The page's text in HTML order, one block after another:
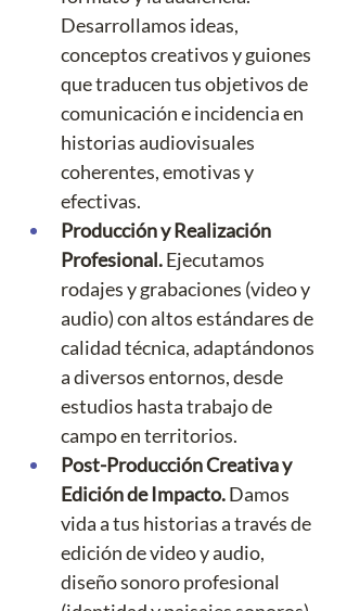
Desarrollamos ideas,
conceptos creativos y guiones
que traducen tus objetivos de
comunicación e incidencia en
historias audiovisuales
coherentes, emotivas y
efectivas.
Producción y Realización
Profesional. Ejecutamos
rodajes y grabaciones (video y
audio) con altos estándares de
calidad técnica, adaptándonos
a diversos entornos, desde
estudios hasta trabajo de
campo en territorios.
Post-Producción Creativa y
Edición de Impacto. Damos
vida a tus historias a través de
edición de video y audio,
diseño sonoro profesional